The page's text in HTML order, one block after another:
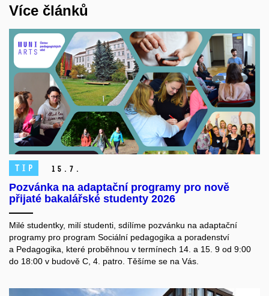
Více článků
TIP 15. 7.
Pozvánka na adaptační programy pro nově
přijaté bakalářské studenty 2026
Milé studentky, milí studenti, sdílíme pozvánku na adaptační
programy pro program Sociální pedagogika a poradenství
a Pedagogika, které proběhnou v termínech 14. a 15. 9 od 9:00
do 18:00 v budově C, 4. patro. Těšíme se na Vás.